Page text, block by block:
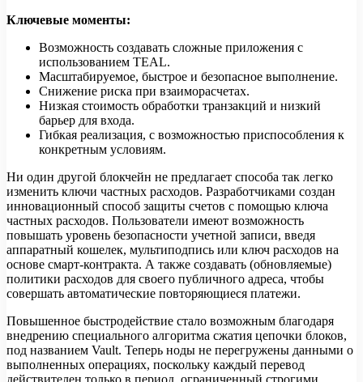
Ключевые моменты:
Возможность создавать сложные приложения с
использованием TEAL.
Масштабируемое, быстрое и безопасное выполнение.
Снижение риска при взаиморасчетах.
Низкая стоимость обработки транзакций и низкий
барьер для входа.
Гибкая реализация, с возможностью приспособления к
конкретным условиям.
Ни один другой блокчейн не предлагает способа так легко
изменить ключи частных расходов. Разработчиками создан
инновационный способ защиты счетов с помощью ключа
частных расходов. Пользователи имеют возможность
повышать уровень безопасности учетной записи, введя
аппаратный кошелек, мультиподпись или ключ расходов на
основе смарт-контракта. А также создавать (обновляемые)
политики расходов для своего публичного адреса, чтобы
совершать автоматические повторяющиеся платежи.
Повышенное быстродействие стало возможным благодаря
внедрению специального алгоритма сжатия цепочки блоков,
под названием Vault. Теперь ноды не перегружены данными о
выполненных операциях, поскольку каждый перевод
действителен только в период, ограниченный строгими